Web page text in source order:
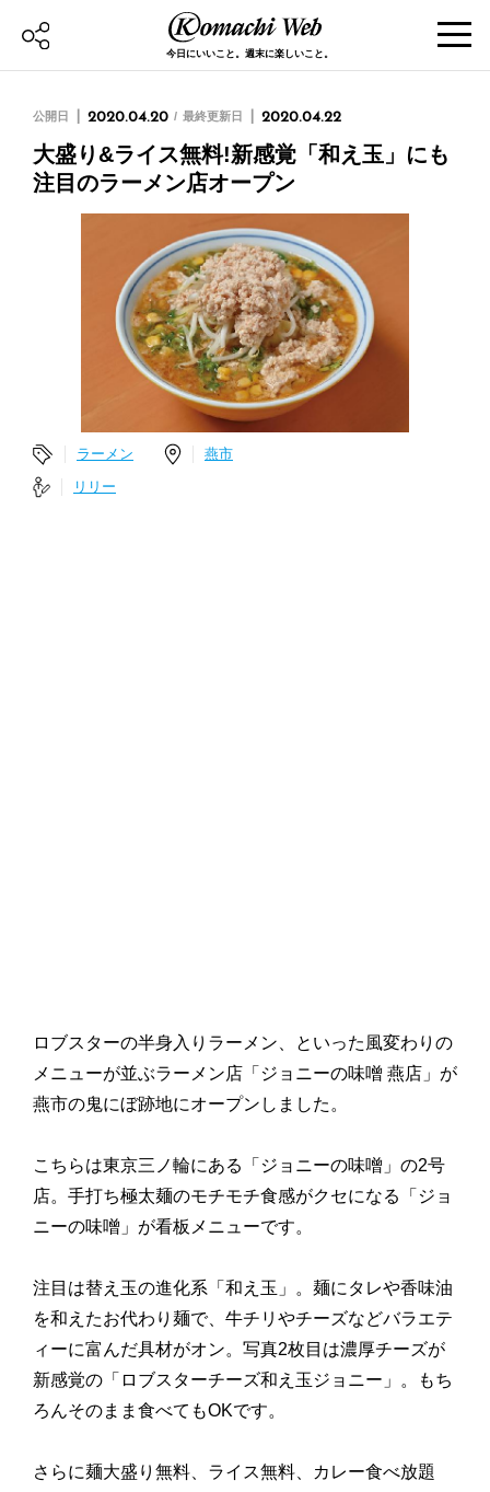
今日にいいこと。週末に楽しいこと。
公開日 2020.04.20 最終更新日 2020.04.22
大盛り&ライス無料!新感覚「和え玉」にも
注目のラーメン店オープン
ラーメン
燕市
リリー
ロブスターの半身入りラーメン、といった風変わりの
メニューが並ぶラーメン店「ジョニーの味噌 燕店」が
燕市の鬼にぼ跡地にオープンしました。
こちらは東京三ノ輪にある「ジョニーの味噌」の2号
店。手打ち極太麺のモチモチ食感がクセになる「ジョ
ニーの味噌」が看板メニューです。
注目は替え玉の進化系「和え玉」。麺にタレや香味油
を和えたお代わり麺で、牛チリやチーズなどバラエテ
ィーに富んだ具材がオン。写真2枚目は濃厚チーズが
新感覚の「ロブスターチーズ和え玉ジョニー」。もち
ろんそのまま食べてもOKです。
さらに麺大盛り無料、ライス無料、カレー食べ放題